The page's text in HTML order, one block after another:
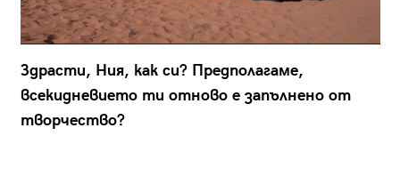
Здрасти, Ния, как си? Предполагаме,
всекидневието ти отново е запълнено от
творчество?